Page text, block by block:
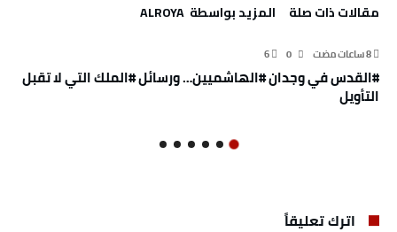
‫مقالات ذات صلة‬ ‫‫المزيد بواسطة‬ ‬ ALROYA
6
#القدس في وجدان #الهاشميين… ورسائل #الملك التي لا تقبل
التأويل
اترك تعليقاً